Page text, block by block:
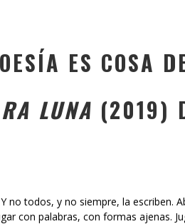
ES COSA
LUNA (2019)
no todos, y no siempre, la escriben.
con palabras, con formas ajenas.